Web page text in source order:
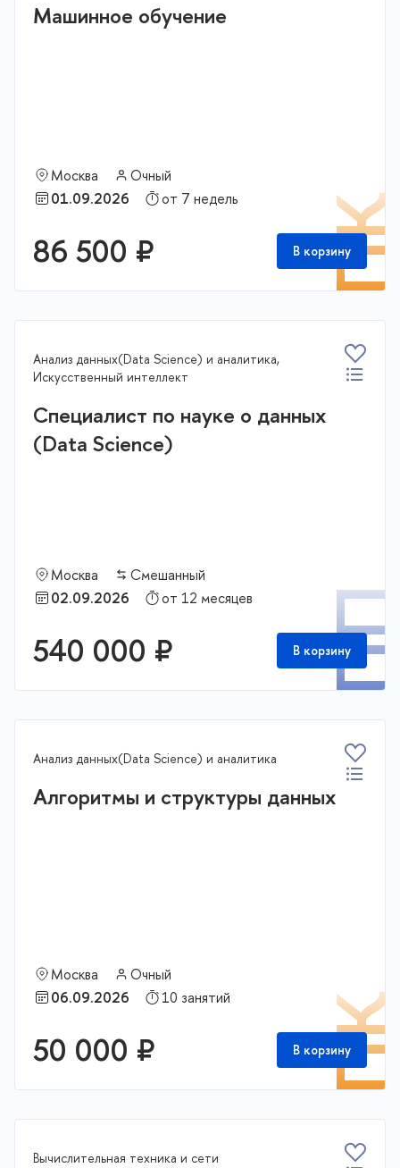
Машинное обучение
Москва
Очный
01.09.2026
от 7 недель
86 500 ₽ В корзину
Анализ данных(Data Science) и аналитика,
Искусственный интеллект
Специалист по науке о данных
(Data Science)
Москва
Смешанный
02.09.2026
от 12 месяцев
540 000 ₽ В корзину
Анализ данных(Data Science) и аналитика
Алгоритмы и структуры данных
Москва
Очный
06.09.2026
10 занятий
50 000 ₽ В корзину
Вычислительная техника и сети